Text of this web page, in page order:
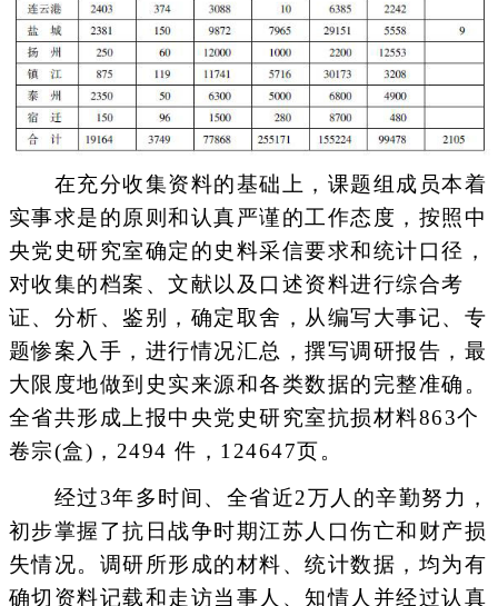
在充分收集资料的基础上，课题组成员本着
实事求是的原则和认真严谨的工作态度，按照中
央党史研究室确定的史料采信要求和统计口径，
对收集的档案、文献以及口述资料进行综合考
证、分析、鉴别，确定取舍，从编写大事记、专
题惨案入手，进行情况汇总，撰写调研报告，最
大限度地做到史实来源和各类数据的完整准确。
全省共形成上报中央党史研究室抗损材料863个
卷宗(盒)，2494 件，124647页。
经过3年多时间、全省近2万人的辛勤努力，
初步掌握了抗日战争时期江苏人口伤亡和财产损
失情况。调研所形成的材料、统计数据，均为有
确切资料记载和走访当事人、知情人并经过认真